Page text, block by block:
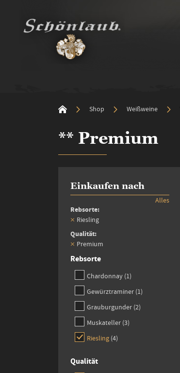
Shop Weißweine
** Premium
Einkaufen nach
Rebsorte
Riesling
Qualität
Premium
Alles
Rebsorte
Chardonnay 1item
Gewürztraminer 1item
Grauburgunder 2items
Muskateller 3items
Riesling 4items
Qualität